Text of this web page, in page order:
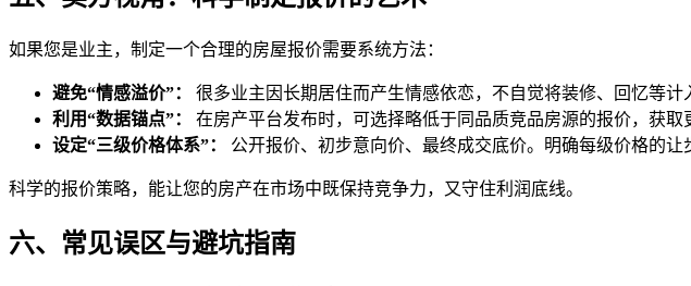
如果您是业主，制定一个合理的房屋报价需要系统方法：
避免“情感溢价”：
很多业主因长期居住而产生情感依恋，不自觉将装修、回忆等计
利用“数据锚点”：
在房产平台发布时，可选择略低于同品质竞品房源的报价，获
设定“三级价格体系”：
公开报价、初步意向价、最终成交底价。明确每级价格的
科学的报价策略，能让您的房产在市场中既保持竞争力，又守住利润底线。
六、常见误区与避坑指南